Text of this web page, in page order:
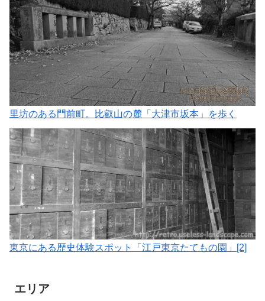
里坊のある門前町。比叡山の麓「大津市坂本」を歩く
東京にある歴史体験スポット「江戸東京たてもの園」[2]
エリア